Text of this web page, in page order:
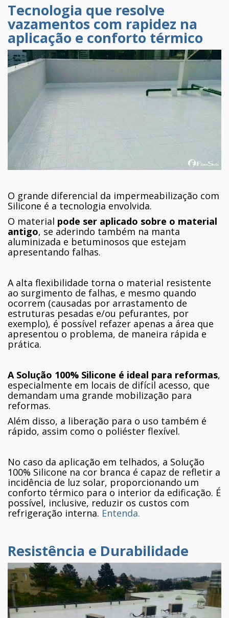
Tecnologia que resolve
vazamentos com rapidez na
aplicação e conforto térmico
O grande diferencial da impermeabilização com
Silicone é a tecnologia envolvida.
O material pode ser aplicado sobre o material
antigo, se aderindo também na manta
aluminizada e betuminosos que estejam
apresentando falhas.
A alta flexibilidade torna o material resistente
ao surgimento de falhas, e mesmo quando
ocorrem (causadas por arrastamento de
estruturas pesadas e/ou pefurantes, por
exemplo), é possível refazer apenas a área que
apresentou o problema, de maneira rápida e
prática.
A Solução 100% Silicone é ideal para reformas,
especialmente em locais de difícil acesso, que
demandam uma grande mobilização para
reformas.
Além disso, a liberação para o uso também é
rápido, assim como o poliéster flexível.
No caso da aplicação em telhados, a Solução
100% Silicone na cor branca é capaz de refletir a
incidência de luz solar, proporcionando um
conforto térmico para o interior da edificação. É
possível, inclusive, reduzir os custos com
refrigeração interna. Entenda.
Resistência e Durabilidade